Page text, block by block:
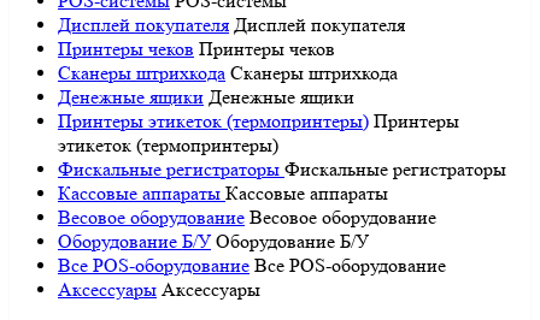
Дисплей покупателя Дисплей покупателя
Принтеры чеков Принтеры чеков
Сканеры штрихкода Сканеры штрихкода
Денежные ящики Денежные ящики
Принтеры этикеток (термопринтеры) Принтеры
этикеток (термопринтеры)
Фискальные регистраторы Фискальные регистраторы
Кассовые аппараты Кассовые аппараты
Весовое оборудование Весовое оборудование
Оборудование Б/У Оборудование Б/У
Все POS-оборудование Все POS-оборудование
Аксессуары Аксессуары